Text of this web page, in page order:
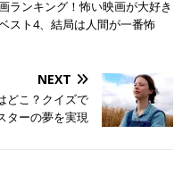
ランキング！怖い映画が大好き
スト4、結局は人間が一番怖
NEXT
どこ？クイズで
ターの夢を実現